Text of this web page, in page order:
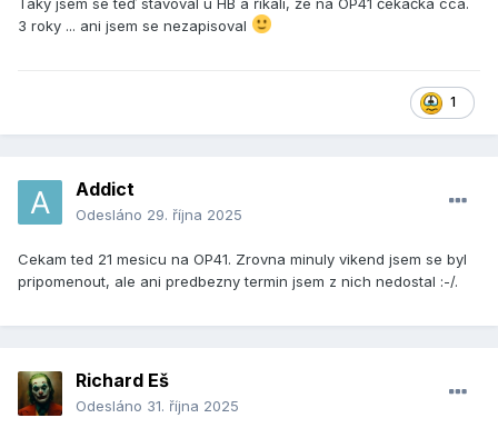
Taky jsem se teď stavoval u HB a říkali, že na OP41 čekačka cca.
3 roky ... ani jsem se nezapisoval
1
Addict
Odesláno 29. října 2025
Cekam ted 21 mesicu na OP41. Zrovna minuly vikend jsem se byl
pripomenout, ale ani predbezny termin jsem z nich nedostal :-/.
Richard Eš
Odesláno 31. října 2025